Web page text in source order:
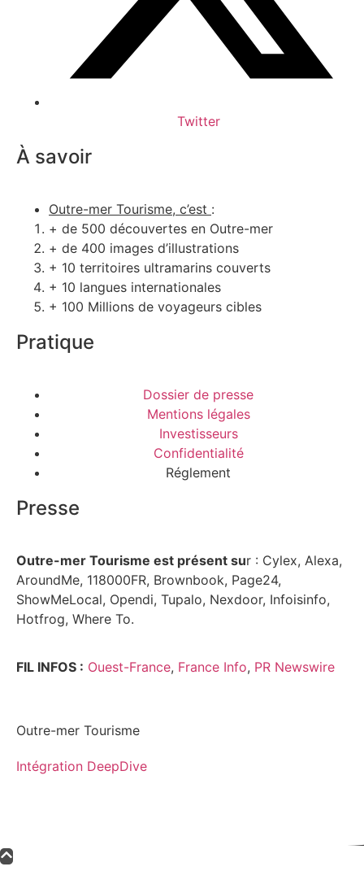
Twitter
À savoir
Outre-mer Tourisme, c’est :
+ de 500 découvertes en Outre-mer
+ de 400 images d’illustrations
+ 10 territoires ultramarins couverts
+ 10 langues internationales
+ 100 Millions de voyageurs cibles
Pratique
Dossier de presse
Mentions légales
Investisseurs
Confidentialité
Réglement
Presse
Outre-mer Tourisme est présent sur : Cylex, Alexa,
AroundMe, 118000FR, Brownbook, Page24,
ShowMeLocal, Opendi, Tupalo, Nexdoor, Infoisinfo,
Hotfrog, Where To.
FIL INFOS : Ouest-France, France Info, PR Newswire
Outre-mer Tourisme
Intégration DeepDive